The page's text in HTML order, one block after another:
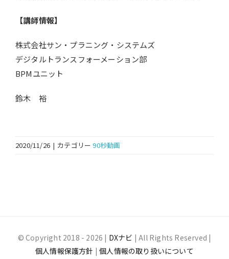
【講師情報】
株式会社サン・プラニング・システムズ
デジタルトランスフォーメーション部
BPMユニット
鈴木 裕
2020/11/26 | カテゴリー90秒動画
© Copyright 2018 - 2026 | DXナビ | All Rights Reserved |
個人情報保護方針 |個人情報の取り扱いについて